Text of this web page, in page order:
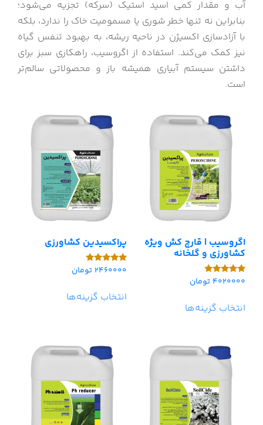
آب و مقدار کمی اسید استیک (سرکه) تجزیه می‌شود؛
بنابراین نه تنها خطر شوری یا مسمومیت خاک را ندارد، بلکه
با آزادسازی اکسیژن در ناحیه ریشه، به بهبود تنفس گیاه
نیز کمک می‌کند. استفاده از اگروسیب، راهکاری سبز برای
داشتن سیستم آبیاری همیشه باز و محصولاتی سالم‌تر
است.
اگروسیب | قارچ کش ویژه
کشاورزی و گلخانه
امتیاز
4020000 تومان
انتخاب گزینه‌ها
پراکسیدین کشاورزی
امتیاز
2460000 تومان
انتخاب گزینه‌ها